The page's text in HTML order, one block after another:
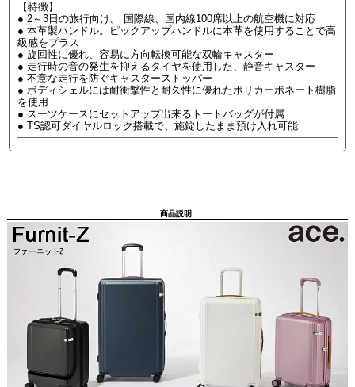
【特徴】
● 2～3日の旅行向け。 国際線、国内線100席以上の航空機に対応
● 本革製ハンドル。ピックアップハンドルに本革を使用することで高
級感をプラス
● 旋回性に優れ、容易に方向転換可能な双輪キャスター
● 走行時の音の発生を抑えるタイヤを使用した、静音キャスター
● 不意な走行を防ぐキャスターストッパー
● ボディシェルには耐衝撃性と耐久性に優れたポリカーボネート樹脂
を使用
● スーツケースにセットアップ出来るトートバッグが付属
● TS認可ダイヤルロック搭載で、施錠したまま預け入れ可能
商品説明